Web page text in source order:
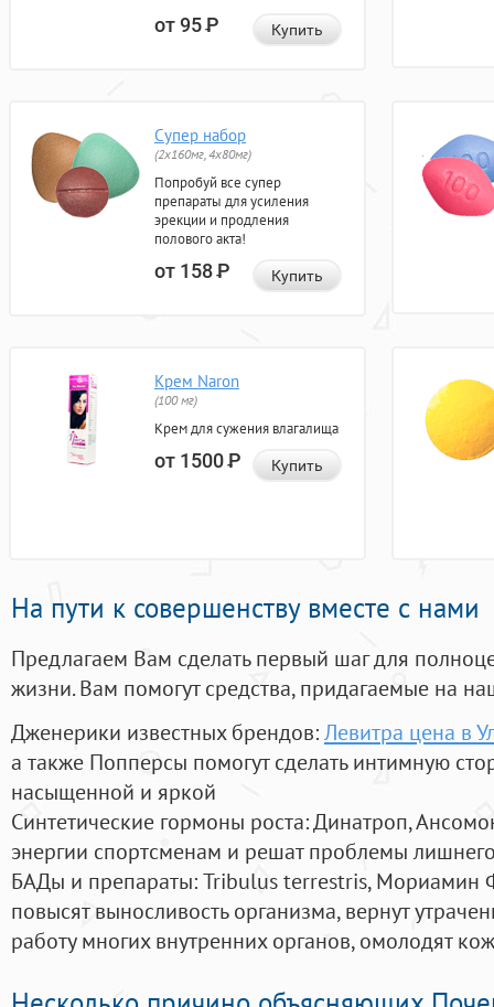
от 95Р Купить
Супер набор
(2х160мг, 4х80мг)
Попробуй все супер
препараты для усиления
эрекции и продления
полового акта!
от 158Р Купить
Крем Naron
(100 мг)
Крем для сужения влагалища
от 1500Р Купить
На пути к совершенству вместе с нами
Предлагаем Вам сделать первый шаг для
жизни. Вам помогут средства, придагаемые на
Дженерики известных брендов:Левитра цена в
а также Попперсы помогут сделать интимную
насыщенной и яркой
Синтетические гормоны роста: Динатроп,
энергии спортсменам и решат проблемы
БАДы и препараты:Tribulus terrestris, Мориамин
повысят выносливость организма, вернут
работу многих внутренних органов, омолодят